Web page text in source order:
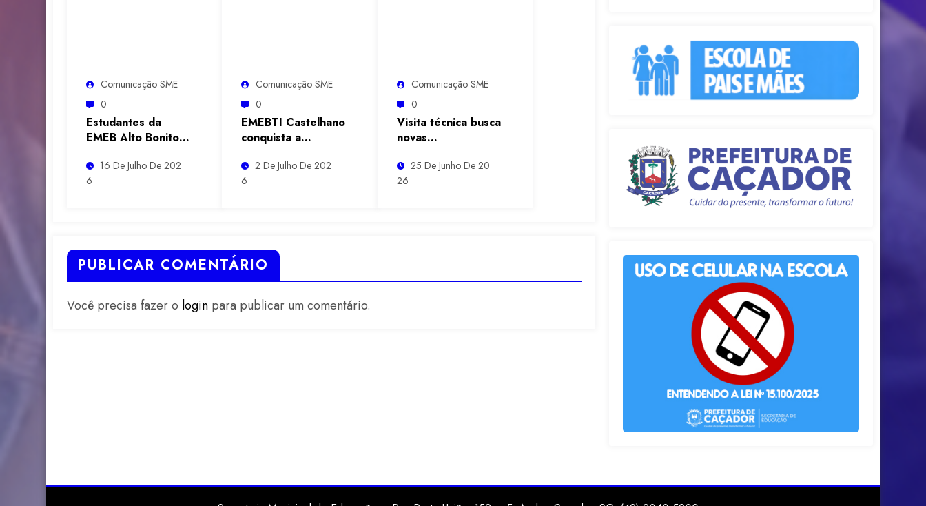
Comunicação SME
0
Estudantes da
EMEB Alto Bonito
conquistam
premiação por
frequência e boas
16 De Julho De 202
6
Comunicação SME
0
EMEBTI Castelhano
conquista a
primeira etapa das
Mini Olimpíadas
Escolares na
2 De Julho De 202
6
Comunicação SME
0
Visita técnica busca
novas
possibilidades para
fortalecer
experiências
25 De Junho De 20
26
PUBLICAR COMENTÁRIO
Você precisa fazer o login para publicar um comentário.